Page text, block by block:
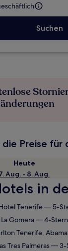
Suchen
Preise für
Heute
Aug. - 8. Aug.
in
Tenerife— 5-
Gomera— 4-
Tenerife, Abama
Tres Palmeras— 3-